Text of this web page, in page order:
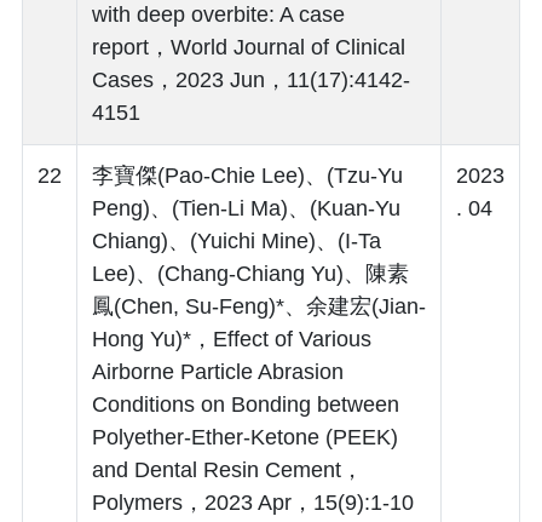
with deep overbite: A case
report，World Journal of Clinical
Cases，2023 Jun，11(17):4142-
4151
22
李寶傑(Pao-Chie Lee)、(Tzu-Yu
Peng)、(Tien-Li Ma)、(Kuan-Yu
Chiang)、(Yuichi Mine)、(I-Ta
Lee)、(Chang-Chiang Yu)、陳素
鳳(Chen, Su-Feng)*、余建宏(Jian-
Hong Yu)*，Effect of Various
Airborne Particle Abrasion
Conditions on Bonding between
Polyether-Ether-Ketone (PEEK)
and Dental Resin Cement，
Polymers，2023 Apr，15(9):1-10
2023
. 04